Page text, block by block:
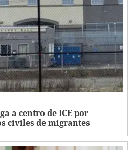
a centro de ICE por
civiles de migrantes